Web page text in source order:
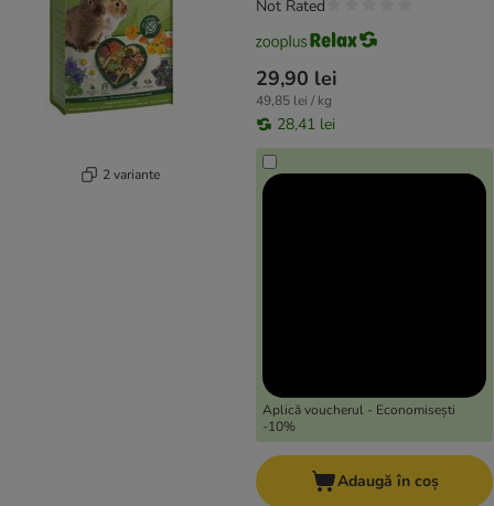
2 variante
29,90 lei
49,85 lei / kg
28,41 lei
Aplică voucherul - Economisești
-10%
Not Rated
Adaugă în coș